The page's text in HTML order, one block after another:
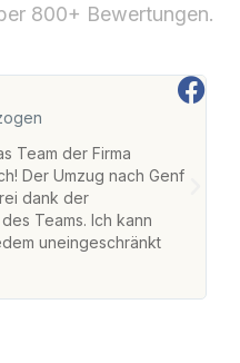
800+ Bewertungen.
Team der Firma
Der Umzug nach Genf
dank der
Teams. Ich kann
uneingeschränkt